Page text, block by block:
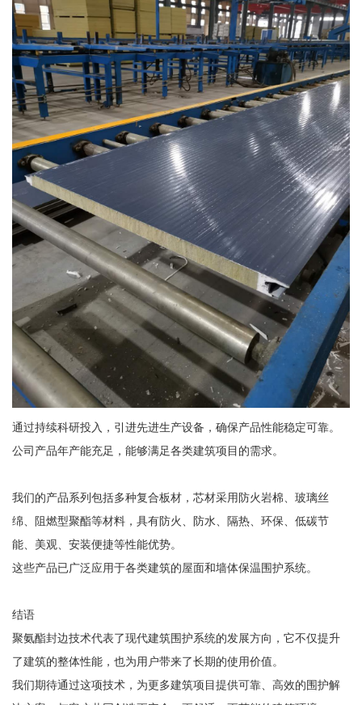
通过持续科研投入，引进先进生产设备，确保产品性能稳定可靠。
公司产品年产能充足，能够满足各类建筑项目的需求。
我们的产品系列包括多种复合板材，芯材采用防火岩棉、玻璃丝
绵、阻燃型聚酯等材料，具有防火、防水、隔热、环保、低碳节
能、美观、安装便捷等性能优势。
这些产品已广泛应用于各类建筑的屋面和墙体保温围护系统。
结语
聚氨酯封边技术代表了现代建筑围护系统的发展方向，它不仅提升
了建筑的整体性能，也为用户带来了长期的使用价值。
我们期待通过这项技术，为更多建筑项目提供可靠、高效的围护解